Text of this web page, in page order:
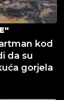
kod
da su
gorjela